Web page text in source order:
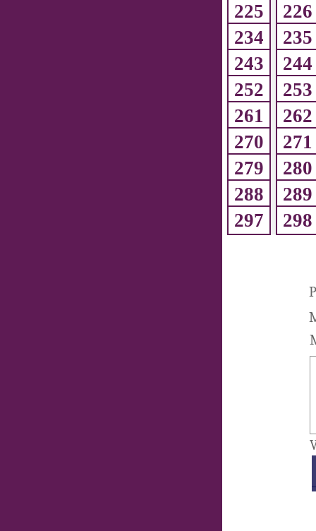
225
226
234
235
243
244
252
253
261
262
270
271
279
280
288
289
297
298